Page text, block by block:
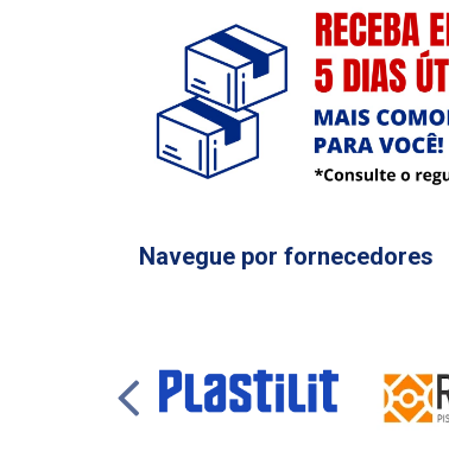
Navegue por fornecedores